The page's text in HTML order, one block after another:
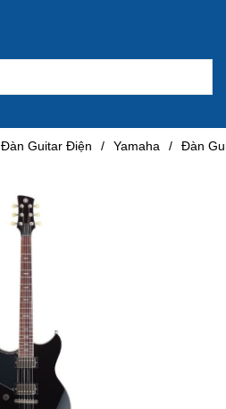
Đàn Guitar Điện / Yamaha / Đàn